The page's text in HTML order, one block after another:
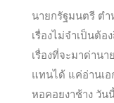
นายกรัฐมนตรี ต
เรื่องไม่จำเป็นต้อ
เรื่องที่จะมาด่าน
แทนได้ แค่อ่านเ
หอคอยงาช้าง วัน